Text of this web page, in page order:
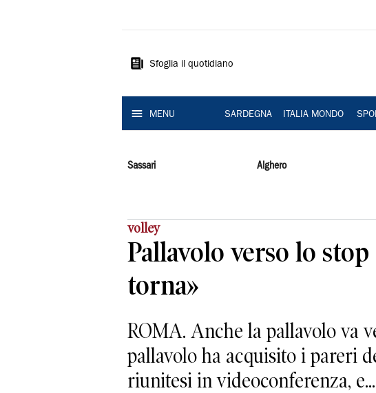
Sardegna
Sfoglia il quotidiano
MENU SARDEGNA ITALIA MONDO
Sassari Alghero
volley
Pallavolo verso lo
torna»
ROMA. Anche la pallavolo va
pallavolo ha acquisito i pareri
riunitesi in videoconferenza, e...